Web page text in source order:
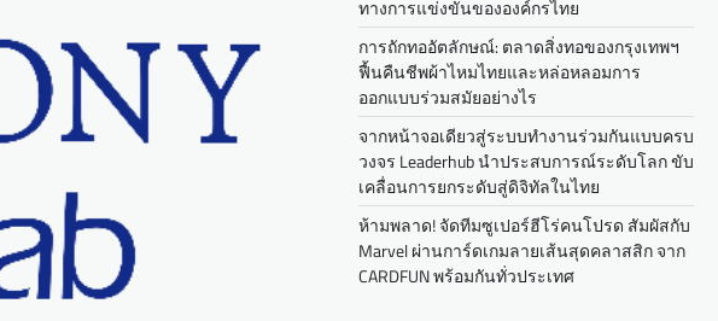
ทางการแข่งขันขององค์กรไทย
การถักทออัตลักษณ์: ตลาดสิ่งทอของกรุงเทพฯ
ฟื้นคืนชีพผ้าไหมไทยและหล่อหลอมการ
ออกแบบร่วมสมัยอย่างไร
จากหน้าจอเดียวสู่ระบบทำงานร่วมกันแบบครบ
วงจร Leaderhub นำประสบการณ์ระดับโลก ขับ
เคลื่อนการยกระดับสู่ดิจิทัลในไทย
ห้ามพลาด! จัดทีมซูเปอร์ฮีโร่คนโปรด สัมผัสกับ
Marvel ผ่านการ์ดเกมลายเส้นสุดคลาสสิก จาก
CARDFUN พร้อมกันทั่วประเทศ